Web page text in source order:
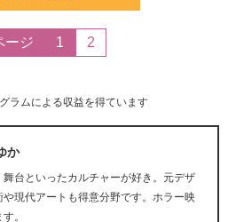
ージ 1 2
ラムによる収益を得ています
か
台といったカルチャーが好き。元デザ
や現代アートも得意分野です。ホラー映
。